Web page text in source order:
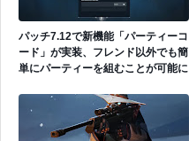
パッチ7.12で新機能「パーティーコ
ード」が実装、フレンド以外でも簡
単にパーティーを組むことが可能に